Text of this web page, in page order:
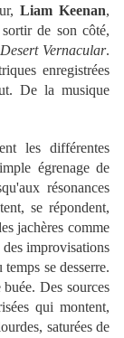
Liam Keenan,
de son côté,
Desert Vernacular.
enregistrées
De la musique
les différentes
égrenage de
résonances
se répondent,
jachères comme
improvisations
se desserre.
Des sources
qui montent,
saturées de